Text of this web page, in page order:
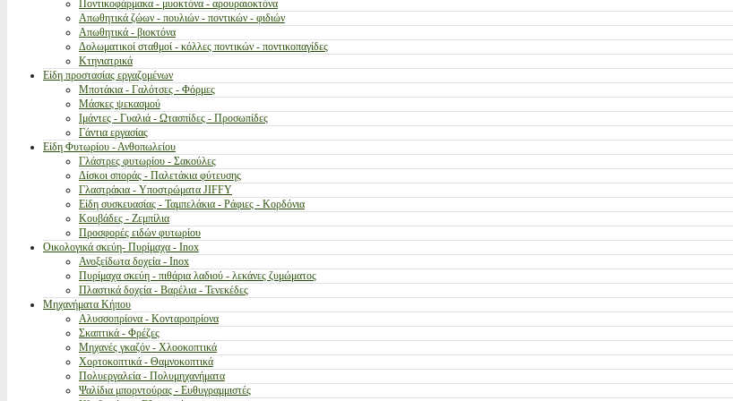
Ποντικοφάρμακα - μυοκτόνα - αρουραιοκτόνα
Απωθητικά ζώων - πουλιών - ποντικών - φιδιών
Απωθητικά - βιοκτόνα
Δολωματικοί σταθμοί - κόλλες ποντικών - ποντικοπαγίδες
Κτηνιατρικά
Είδη προστασίας εργαζομένων
Μποτάκια - Γαλότσες - Φόρμες
Μάσκες ψεκασμού
Ιμάντες - Γυαλιά - Ωτασπίδες - Προσωπίδες
Γάντια εργασίας
Είδη Φυτωρίου - Ανθοπωλείου
Γλάστρες φυτωρίου - Σακούλες
Δίσκοι σποράς - Παλετάκια φύτευσης
Γλαστράκια - Υποστρώματα JIFFY
Είδη συσκευασίας - Ταμπελάκια - Ράφιες - Κορδόνια
Κουβάδες - Ζεμπίλια
Προσφορές ειδών φυτωρίου
Οικολογικά σκεύη- Πυρίμαχα - Inox
Ανοξείδωτα δοχεία - Inox
Πυρίμαχα σκεύη - πιθάρια λαδιού - λεκάνες ζυμώματος
Πλαστικά δοχεία - Βαρέλια - Τενεκέδες
Μηχανήματα Κήπου
Αλυσσοπρίονα - Κονταροπρίονα
Σκαπτικά - Φρέζες
Μηχανές γκαζόν - Χλοοκοπτικά
Χορτοκοπτικά - Θαμνοκοπτικά
Πολυεργαλεία - Πολυμηχανήματα
Ψαλίδια μπορντούρας - Ευθυγραμμιστές